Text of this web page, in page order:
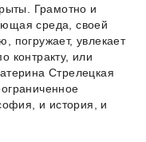
Грамотно и
среда, своей
погружает, увлекает
контракту, или
Стрелецкая
и история, и